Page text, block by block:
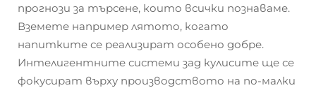
прогнози за търсене, които всички познаваме.
Вземете например лятото, когато
напитките се реализират особено добре.
Интелигентните системи зад кулисите ще се
фокусират върху производството на по-малки